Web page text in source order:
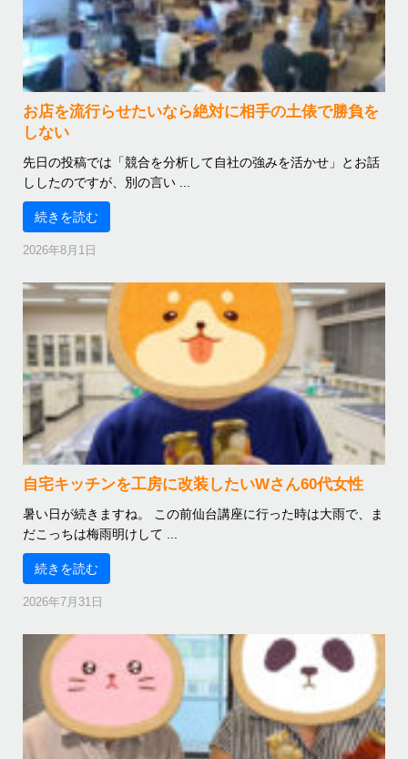
お店を流行らせたいなら絶対に相手の土俵で勝負を
しない
先日の投稿では「競合を分析して自社の強みを活かせ」とお話
ししたのですが、別の言い ...
続きを読む
2026年8月1日
自宅キッチンを工房に改装したいWさん60代女性
暑い日が続きますね。 この前仙台講座に行った時は大雨で、ま
だこっちは梅雨明けして ...
続きを読む
2026年7月31日